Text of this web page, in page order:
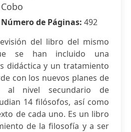
Cobo
Número de Páginas: 492
del libro del mismo
se han incluido una
didáctica y un tratamiento
con los nuevos planes de
al nivel secundario de
14 filósofos, así como
de cada uno. Es un libro
de la filosofía y a ser